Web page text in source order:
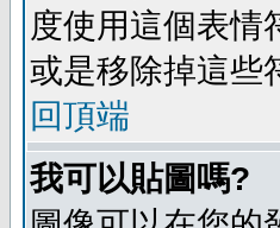
度使用這個表情
或是移除掉這些
回頂端
我可以貼圖嗎?